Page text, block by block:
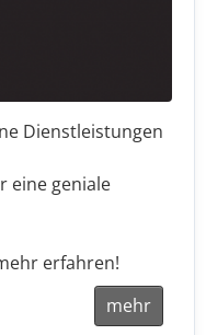
Dienstleistungen
eine geniale
erfahren!
mehr